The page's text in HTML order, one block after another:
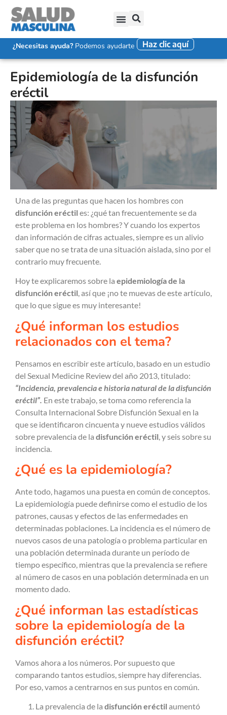
¿Necesitas ayuda?Podemos ayudarte Haz clic aquí
Epidemiología de la disfunción
eréctil
Una de las preguntas que hacen los hombres con
disfunción eréctil es: ¿qué tan frecuentemente se da
este problema en los hombres? Y cuando los expertos
dan información de cifras actuales, siempre es un alivio
saber que no se trata de una situación aislada, sino por el
contrario muy frecuente.
Hoy te explicaremos sobre la epidemiología de la
disfunción eréctil, así que ¡no te muevas de este artículo,
que lo que sigue es muy interesante!
¿Qué informan los estudios
relacionados con el tema?
Pensamos en escribir este artículo, basado en un estudio
del Sexual Medicine Review del año 2013, titulado:
“Incidencia, prevalencia e historia natural de la disfunción
eréctil”. En este trabajo, se toma como referencia la
Consulta Internacional Sobre Disfunción Sexual en la
que se identificaron cincuenta y nueve estudios válidos
sobre prevalencia de la disfunción eréctil , y seis sobre su
incidencia.
¿Qué es la epidemiología?
Ante todo, hagamos una puesta en común de conceptos.
La epidemiología puede definirse como el estudio de los
patrones, causas y efectos de las enfermedades en
determinadas poblaciones. La incidencia es el número de
nuevos casos de una patología o problema particular en
una población determinada durante un período de
tiempo específico, mientras que la prevalencia se refiere
al número de casos en una población determinada en un
momento dado.
¿Qué informan las estadísticas
sobre la epidemiología de la
disfunción eréctil?
Vamos ahora a los números. Por supuesto que
comparando tantos estudios, siempre hay diferencias.
Por eso, vamos a centrarnos en sus puntos en común.
La prevalencia de la disfunción eréctil aumentó